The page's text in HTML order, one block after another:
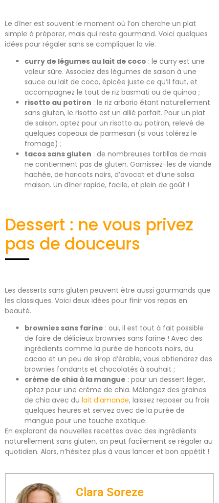
Le dîner est souvent le moment où l’on cherche un plat
simple à préparer, mais qui reste gourmand. Voici quelques
idées pour régaler sans se compliquer la vie.
curry de légumes au lait de coco : le curry est une
valeur sûre. Associez des légumes de saison à une
sauce au lait de coco, épicée juste ce qu’il faut, et
accompagnez le tout de riz basmati ou de quinoa ;
risotto au potiron : le riz arborio étant naturellement
sans gluten, le risotto est un allié parfait. Pour un plat
de saison, optez pour un risotto au potiron, relevé de
quelques copeaux de parmesan (si vous tolérez le
fromage) ;
tacos sans gluten : de nombreuses tortillas de maïs
ne contiennent pas de gluten. Garnissez-les de viande
hachée, de haricots noirs, d’avocat et d’une salsa
maison. Un dîner rapide, facile, et plein de goût !
Dessert : ne vous privez
pas de douceurs
Les desserts sans gluten peuvent être aussi gourmands que
les classiques. Voici deux idées pour finir vos repas en
beauté.
brownies sans farine : oui, il est tout à fait possible
de faire de délicieux brownies sans farine ! Avec des
ingrédients comme la purée de haricots noirs, du
cacao et un peu de sirop d’érable, vous obtiendrez des
brownies fondants et chocolatés à souhait ;
crème de chia à la mangue : pour un dessert léger,
optez pour une crème de chia. Mélangez des graines
de chia avec du lait d’amande, laissez reposer au frais
quelques heures et servez avec de la purée de
mangue pour une touche exotique.
En explorant de nouvelles recettes avec des ingrédients
naturellement sans gluten, on peut facilement se régaler au
quotidien. Alors, n’hésitez plus à vous lancer et bon appétit !
Clara Soreze